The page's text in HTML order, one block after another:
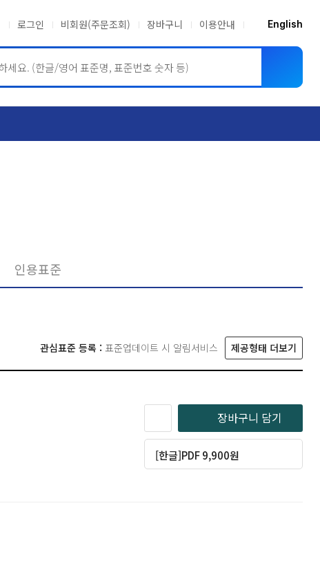
로그인 비회원(주문조회) 장바구니 이용안내 English
인용표준
관심표준 등록 : 표준업데이트 시 알림서비스 제공형태 더보기
장바구니 담기
[한글]PDF 9,900원